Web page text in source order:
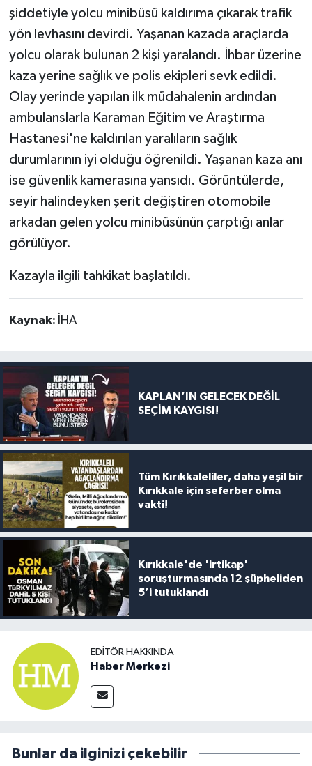
şiddetiyle yolcu minibüsü kaldırıma çıkarak trafik
yön levhasını devirdi. Yaşanan kazada araçlarda
yolcu olarak bulunan 2 kişi yaralandı. İhbar üzerine
kaza yerine sağlık ve polis ekipleri sevk edildi.
Olay yerinde yapılan ilk müdahalenin ardından
ambulanslarla Karaman Eğitim ve Araştırma
Hastanesi'ne kaldırılan yaralıların sağlık
durumlarının iyi olduğu öğrenildi. Yaşanan kaza anı
ise güvenlik kamerasına yansıdı. Görüntülerde,
seyir halindeyken şerit değiştiren otomobile
arkadan gelen yolcu minibüsünün çarptığı anlar
görülüyor.
Kazayla ilgili tahkikat başlatıldı.
Kaynak: İHA
KAPLAN’IN GELECEK DEĞİL
SEÇİM KAYGISI!
Tüm Kırıkkaleliler, daha yeşil bir
Kırıkkale için seferber olma
vakti!
Kırıkkale'de 'irtikap'
soruşturmasında 12 şüpheliden
5’i tutuklandı
EDITÖR HAKKINDA
Haber Merkezi
Bunlar da ilginizi çekebilir